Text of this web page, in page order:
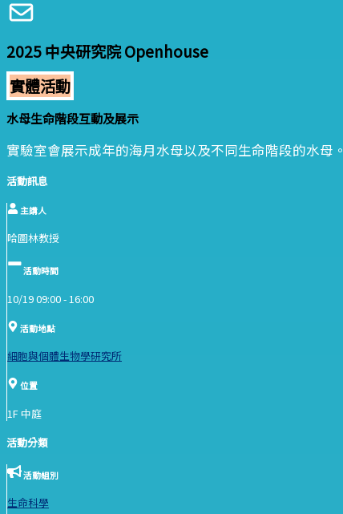
2025 中央研究院 Openhouse
實體活動
水母生命階段互動及展示
實驗室會展示成年的海月水母以及不同生命階段的水母。
活動訊息
主講人
哈圖林教授
活動時間
10/19 09:00 -16:00
活動地點
細胞與個體生物學研究所
位置
1F 中庭
活動分類
活動組別
生命科學